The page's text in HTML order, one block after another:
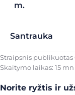
m.
Santrauka
Straipsnis publikuotas
Skaitymo laikas: 15 mn
Norite ryžtis ir